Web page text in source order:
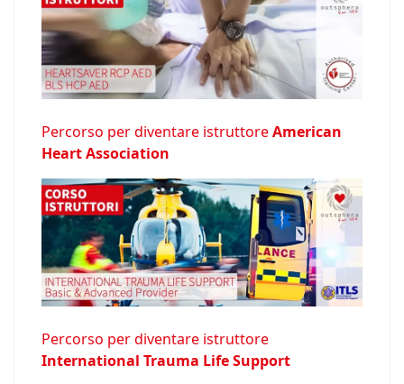
Percorso per diventare istruttoreAmerican
Heart Association
Percorso per diventare istruttore
International Trauma Life Support